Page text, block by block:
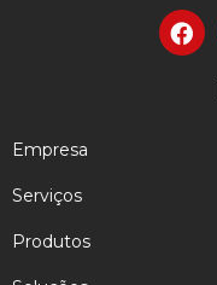
Empresa
Serviços
Produtos